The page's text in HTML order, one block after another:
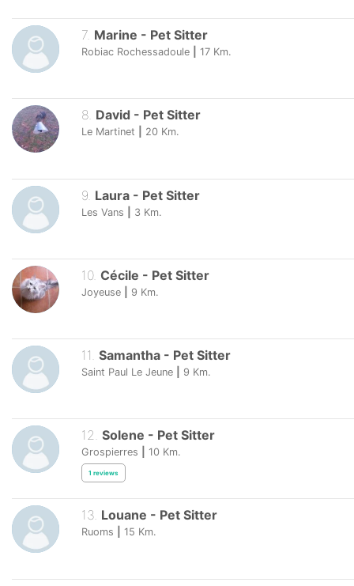
7. Marine - Pet Sitter
Robiac Rochessadoule 17 Km.
8. David - Pet Sitter
Le Martinet 20 Km.
9 Laura - Pet Sitter
Les Vans 3 Km.
10. Cécile - Pet Sitter
Joyeuse 9 Km.
11 Samantha - Pet Sitter
Saint Paul Le Jeune 9 Km.
12. Solene - Pet Sitter
Grospierres 10 Km.
1 reviews
13. Louane - Pet Sitter
Ruoms 15 Km.